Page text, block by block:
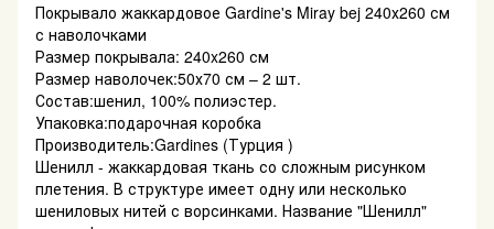
Покрывало жаккардовое Gardine's Miray bej 240х260 см
с наволочками
Размер покрывала: 240x260 см
Размер наволочек:50х70 см – 2 шт.
Состав:шенил, 100% полиэстер.
Упаковка:подарочная коробка
Производитель:Gardines (Турция )
Шенилл - жаккардовая ткань со сложным рисунком
плетения. В структуре имеет одну или несколько
шениловых нитей с ворсинками. Название "Шенилл"